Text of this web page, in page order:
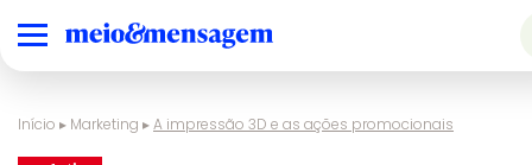
Início ▸ Marketing ▸A impressão 3D e as ações promocionais